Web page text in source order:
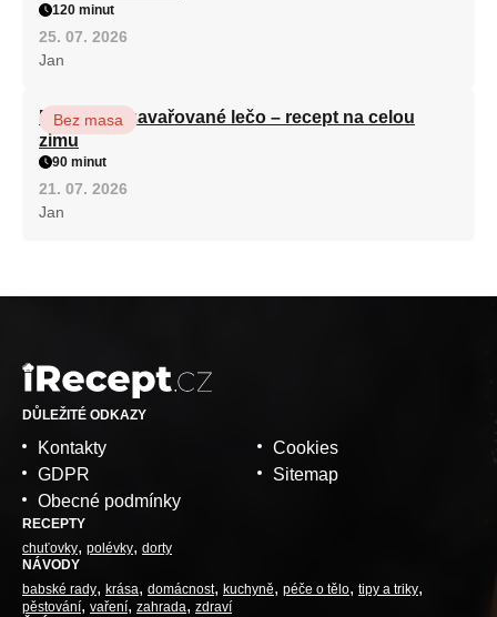
120 minut
25. 07. 2026
Jan
Babiččino zavařované lečo – recept na celou
zimu
Bez masa
90 minut
21. 07. 2026
Jan
DŮLEŽITÉ ODKAZY
Kontakty
GDPR
Obecné podmínky
Cookies
Sitemap
RECEPTY
chuťovky polévky dorty
NÁVODY
babské rady
krása domácnost kuchyně péče o tělo tipy a triky
pěstování vaření zahrada zdraví